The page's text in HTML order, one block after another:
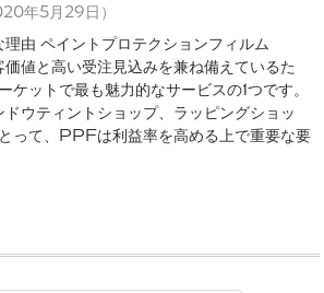
年5月29日）
由 ペイントプロテクションフィルム
値と高い受注見込みを兼ね備えているた
ケットで最も魅力的なサービスの1つです。
ウティントショップ、ラッピングショッ
って、PPFは利益率を高める上で重要な要